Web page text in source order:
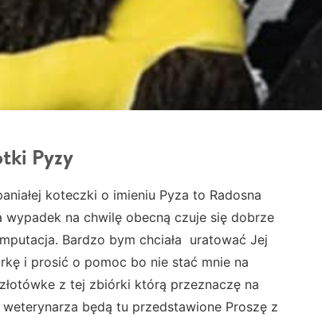
Pyzy
koteczki o imieniu Pyza to Radosna
na chwilę obecną czuje się dobrze
Bardzo bym chciała uratować Jej
i prosić o pomoc bo nie stać mnie na
z tej zbiórki którą przeznaczę na
będą tu przedstawione Proszę z